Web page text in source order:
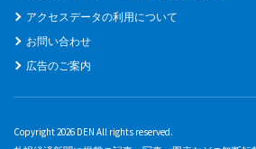
アクセスデータの利用について
お問い合わせ
広告のご案内
Copyright 2026 DEN All rights reserved.